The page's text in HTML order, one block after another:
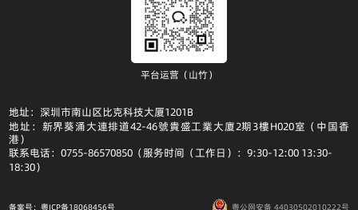
平台运营（山竹）
地址：深圳市南山区比克科技大厦1201B
地址：新界葵涌大連排道42-46號貴盛工業大廈2期3樓H020室（中国香
港）
联系电话：0755-86570850（服务时间（工作日）：9:30-12:00 13:30-
18:30）
备案号：粤ICP备18068456号 粤公网安备 44030502010222号